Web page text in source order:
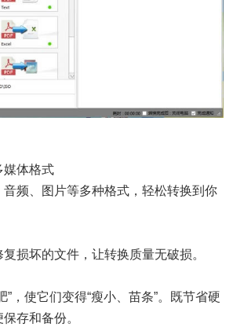
媒体格式
频、图片等多种格式，轻松转换到你
损坏的文件，让转换质量无破损。
”，使它们变得“瘦小、苗条”。既节省硬
存和备份。